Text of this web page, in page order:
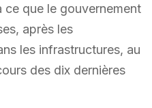
ce que le gouvernement
après les
les infrastructures, au
des dix dernières